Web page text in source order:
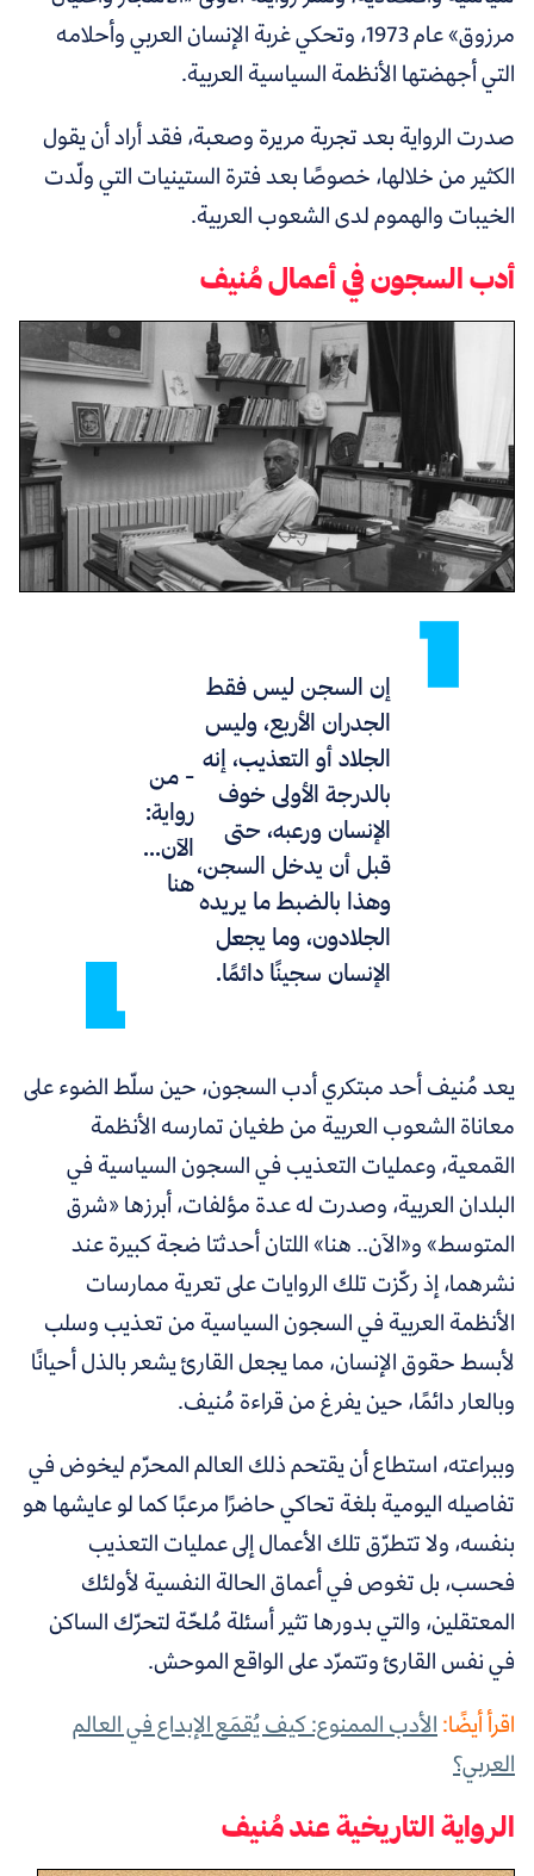
مرزوق»عام1973، وتحكي غربة الإنسان العربي وأحلامه
التي أجهضتها الأنظمة السياسية العربية.
صدرت الرواية بعد تجربة مريرة وصعبة، فقد أراد أن يقول
الكثير من خلالها، خصوصًا بعد فترة الستينيات التي ولّدت
الخيبات والهموم لدى الشعوب العربية.
أدب السجون في أعمال مُنيف
إن السجن ليس فقط
الجدران الأربع، وليس
الجلاد أو التعذيب، إنه
بالدرجة الأولى خوف
الإنسان ورعبه، حتى
قبل أن يدخل السجن،
وهذا بالضبط ما يريده
الجلادون، وما يجعل
الإنسان سجينًا دائمًا.
- من
رواية:
الآن...
هنا
يعد مُنيف أحد مبتكري أدب السجون، حين سلّط الضوء على
معاناة الشعوب العربية من طغيان تمارسه الأنظمة
القمعية، وعمليات التعذيب في السجون السياسية في
البلدان العربية، وصدرت له عدة مؤلفات، أبرزها«شرق
المتوسط»و«الآن.. هنا»اللتان أحدثتا ضجة كبيرة عند
نشرهما، إذ ركّزت تلك الروايات على تعرية ممارسات
الأنظمة العربية في السجون السياسية من تعذيب وسلب
لأبسط حقوق الإنسان، مما يجعل القارئ يشعر بالذل أحيانًا
وبالعار دائمًا، حين يفرغ من قراءة مُنيف.
وببراعته، استطاع أن يقتحم ذلك العالم المحرّم ليخوض في
تفاصيله اليومية بلغة تحاكي حاضرًا مرعبًا كما لو عايشها هو
بنفسه، ولا تتطرّق تلك الأعمال إلى عمليات التعذيب
فحسب، بل تغوص في أعماق الحالة النفسية لأولئك
المعتقلين، والتي بدورها تثير أسئلة مُلحّة لتحرّك الساكن
في نفس القارئ وتتمرّد على الواقع الموحش.
اقرأ أيضًا:الأدب الممنوع: كيف يُقمَع الإبداع في العالم
العربي؟
الرواية التاريخية عند مُنيف